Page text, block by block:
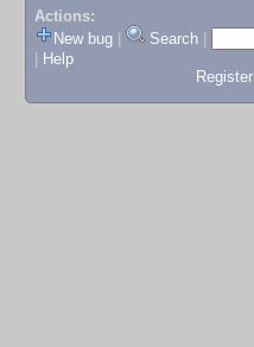
Actions:
New bug
Search
Help
Register